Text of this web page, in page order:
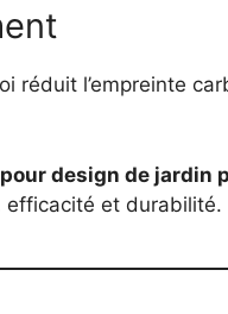
réduit l’empreinte
design de jardin
efficacité et durabilité.